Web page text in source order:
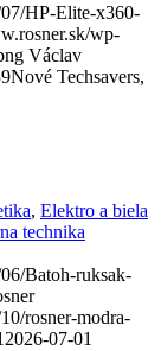
HP-Elite-x360-
wp-
Václav
Nové Techsavers,
, Elektro a biela
technika
Batoh-ruksak-
rosner-modra-
2026-07-01